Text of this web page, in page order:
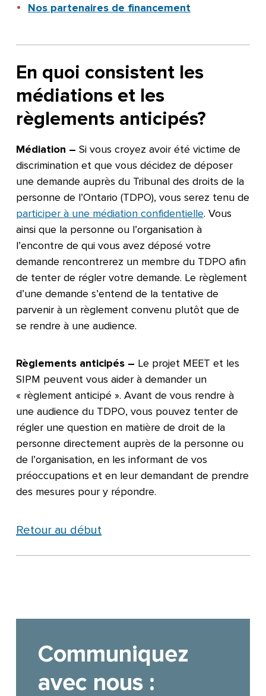
Nos partenaires de financement
En quoi consistent les
médiations et les
règlements anticipés?
Médiation – Si vous croyez avoir été victime de
discrimination et que vous décidez de déposer
une demande auprès du Tribunal des droits de la
personne de l’Ontario (TDPO), vous serez tenu de
participer à une médiation confidentielle. Vous
ainsi que la personne ou l’organisation à
l’encontre de qui vous avez déposé votre
demande rencontrerez un membre du TDPO afin
de tenter de régler votre demande. Le règlement
d’une demande s’entend de la tentative de
parvenir à un règlement convenu plutôt que de
se rendre à une audience.
Règlements anticipés – Le projet MEET et les
SIPM peuvent vous aider à demander un
« règlement anticipé ». Avant de vous rendre à
une audience du TDPO, vous pouvez tenter de
régler une question en matière de droit de la
personne directement auprès de la personne ou
de l’organisation, en les informant de vos
préoccupations et en leur demandant de prendre
des mesures pour y répondre.
Retour au début
Communiquez
avec nous :